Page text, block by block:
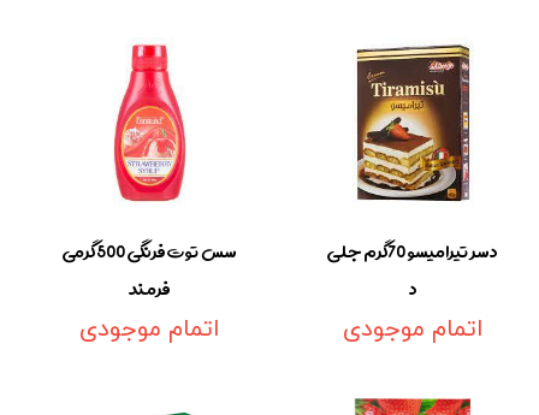
دسر تیرامیسو 70گرم جلی
د
اتمام موجودی
سس توت فرنگی 500گرمی
فرمند
اتمام موجودی